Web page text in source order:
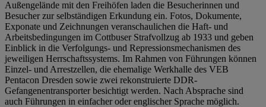
Außengelände mit den Freihöfen laden die Besucherinnen und
Besucher zur selbständigen Erkundung ein. Fotos, Dokumente,
Exponate und Zeichnungen veranschaulichen die Haft- und
Arbeitsbedingungen im Cottbuser Strafvollzug ab 1933 und geben
Einblick in die Verfolgungs- und Repressionsmechanismen des
jeweiligen Herrschaftssystems. Im Rahmen von Führungen können
Einzel- und Arrestzellen, die ehemalige Werkhalle des VEB
Pentacon Dresden sowie zwei rekonstruierte DDR-
Gefangenentransporter besichtigt werden. Nach Absprache sind
auch Führungen in einfacher oder englischer Sprache möglich.